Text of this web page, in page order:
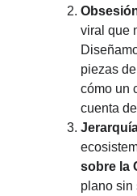
viral que
piezas
cómo un
cuenta
sobre la
plano sin